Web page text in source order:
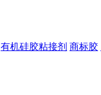
有机硅胶粘接剂 商标胶